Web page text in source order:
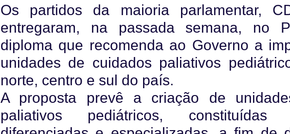
Os partidos da maioria parlamentar,
entregaram, na passada semana, no
diploma que recomenda ao Governo a
unidades de cuidados paliativos
norte, centro e sul do país.
A proposta prevê a criação de
paliativos pediátricos,